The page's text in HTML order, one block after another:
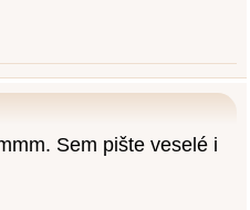
Sem pište veselé i